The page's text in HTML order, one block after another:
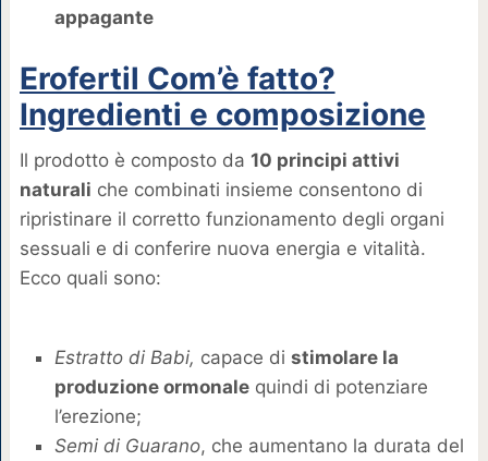
appagante
Erofertil Com’è fatto?
Ingredienti e composizione
Il prodotto è composto da 10 principi attivi
naturali che combinati insieme consentono di
ripristinare il corretto funzionamento degli organi
sessuali e di conferire nuova energia e vitalità.
Ecco quali sono:
Estratto di Babi, capace di stimolare la
produzione ormonalequindi di potenziare
l’erezione;
Semi di Guarano, che aumentano la durata del